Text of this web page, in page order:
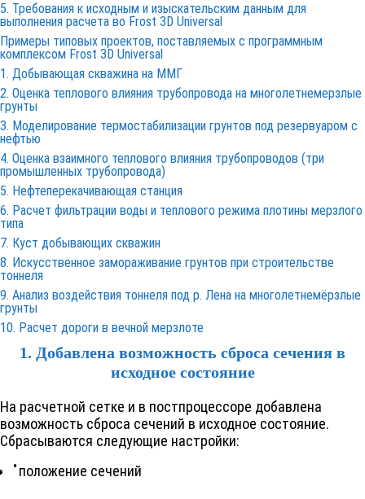
5. Требования к исходным и изыскательским данным для
выполнения расчета во Frost 3D Universal
Примеры типовых проектов, поставляемых с программным
комплексом Frost 3D Universal
1. Добывающая скважина на ММГ
2. Оценка теплового влияния трубопровода на многолетнемерзлые
грунты
3. Моделирование термостабилизации грунтов под резервуаром с
нефтью
4. Оценка взаимного теплового влияния трубопроводов (три
промышленных трубопровода)
5. Нефтеперекачивающая станция
6. Расчет фильтрации воды и теплового режима плотины мерзлого
типа
7. Куст добывающих скважин
8. Искусственное замораживание грунтов при строительстве
тоннеля
9. Анализ воздействия тоннеля под р. Лена на многолетнемёрзлые
грунты
10. Расчет дороги в вечной мерзлоте
1. Добавлена возможность сброса сечения в
исходное состояние
На расчетной сетке и в постпроцессоре добавлена
возможность сброса сечений в исходное состояние.
Сбрасываются следующие настройки:
положение сечений